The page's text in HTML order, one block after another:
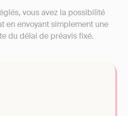
vous avez la possibilité
en envoyant simplement une
du délai de préavis fixé.